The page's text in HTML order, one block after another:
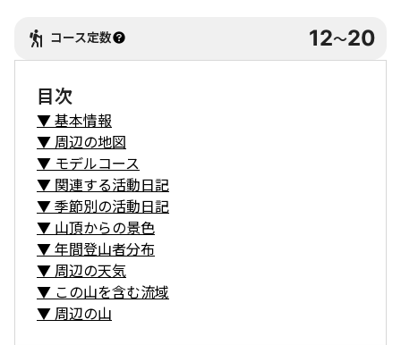
コース定数 12〜20
目次
▼基本情報
▼ 周辺の地図
▼ モデルコース
▼ 関連する活動日記
▼季節別の活動日記
▼ 山頂からの景色
▼年間登山者分布
▼ 周辺の天気
▼ この山を含む流域
▼ 周辺の山